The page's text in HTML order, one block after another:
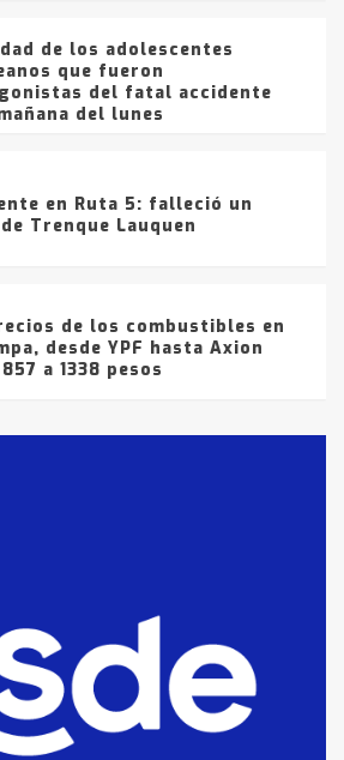
de los adolescentes
que fueron
del fatal accidente
del lunes
en Ruta 5: falleció un
Trenque Lauquen
de los combustibles en
desde YPF hasta Axion
a 1338 pesos
detenidos por
de drogas en la
sábado
se vendió el edificio de
fue la planta Industrial del